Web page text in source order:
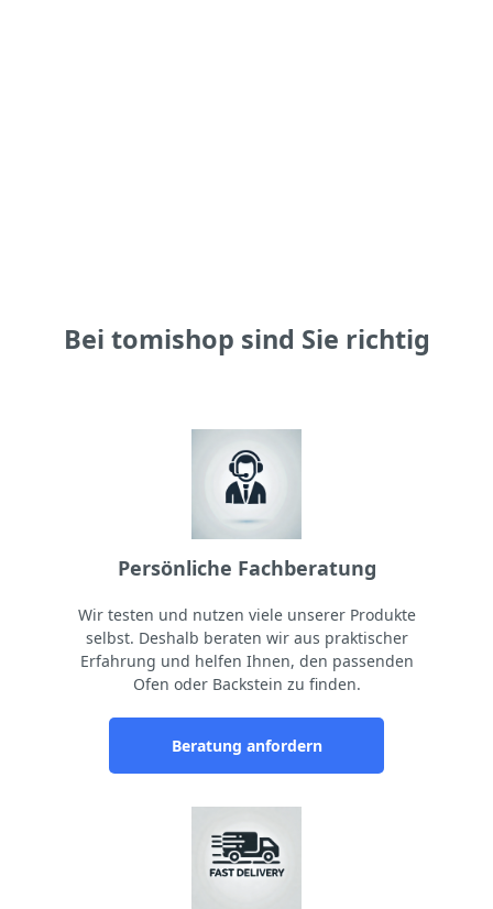
Bei tomishop sind Sie richtig
Persönliche Fachberatung
Wir testen und nutzen viele unserer Produkte
selbst. Deshalb beraten wir aus praktischer
Erfahrung und helfen Ihnen, den passenden
Ofen oder Backstein zu finden.
Beratung anfordern